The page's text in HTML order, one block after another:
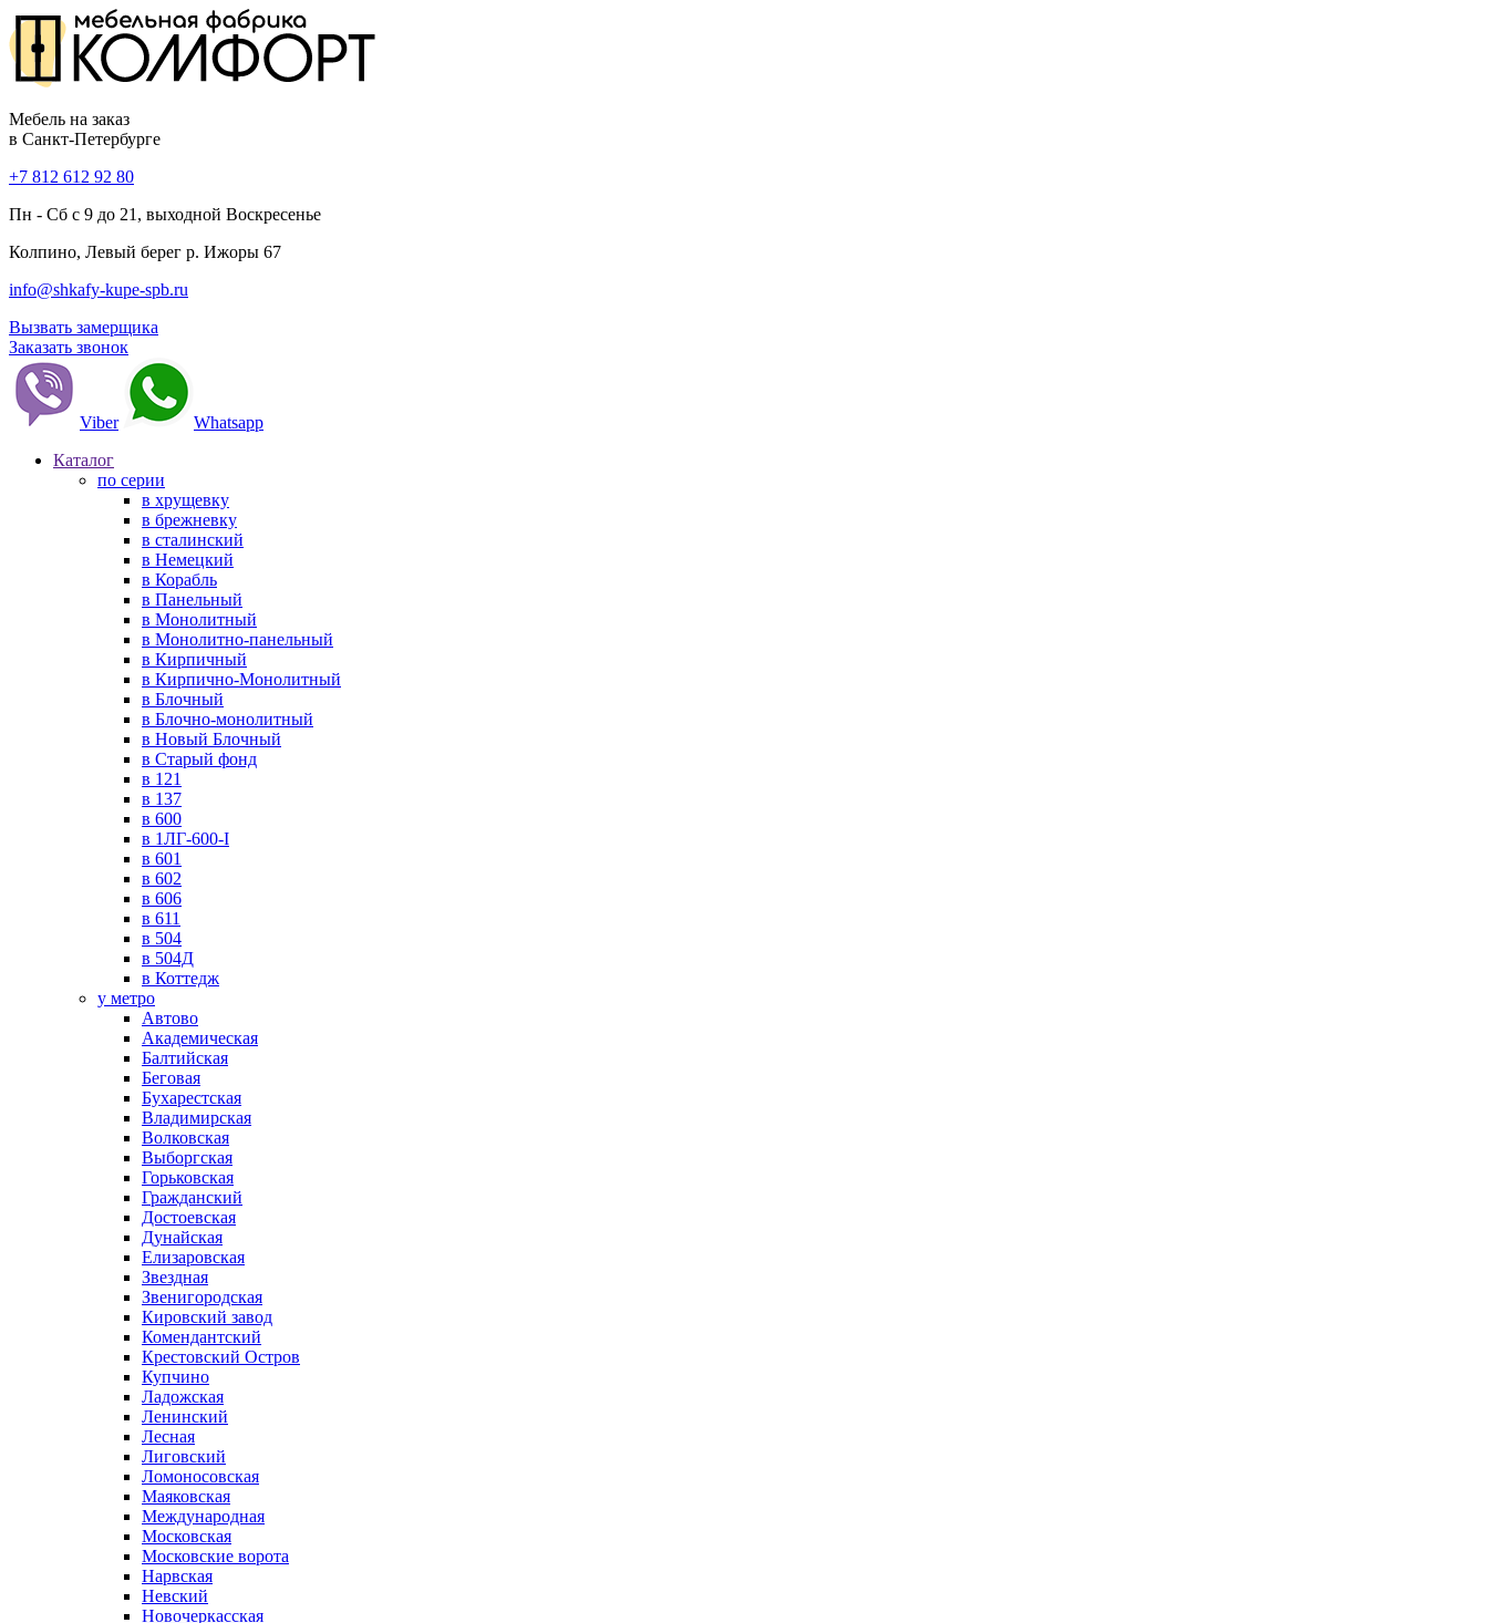
Мебель на заказ
в Санкт-Петербурге
+7 812 612 92 80
Пн - Сб с 9 до 21, выходной Воскресенье
Колпино, Левый берег р. Ижоры 67
info@shkafy-kupe-spb.ru
Вызвать замерщика
Заказать звонок
Viber
Whatsapp
Каталог
по серии
в хрущевку
в брежневку
в сталинский
в Немецкий
в Корабль
в Панельный
в Монолитный
в Монолитно-панельный
в Кирпичный
в Кирпично-Монолитный
в Блочный
в Блочно-монолитный
в Новый Блочный
в Старый фонд
в 121
в 137
в 600
в 1ЛГ-600-I
в 601
в 602
в 606
в 611
в 504
в 504Д
в Коттедж
у метро
Автово
Академическая
Балтийская
Беговая
Бухарестская
Владимирская
Волковская
Выборгская
Горьковская
Гражданский
Достоевская
Дунайская
Елизаровская
Звездная
Звенигородская
Кировский завод
Комендантский
Крестовский Остров
Купчино
Ладожская
Ленинский
Лесная
Лиговский
Ломоносовская
Маяковская
Международная
Московская
Московские ворота
Нарвская
Невский
Новочеркасская